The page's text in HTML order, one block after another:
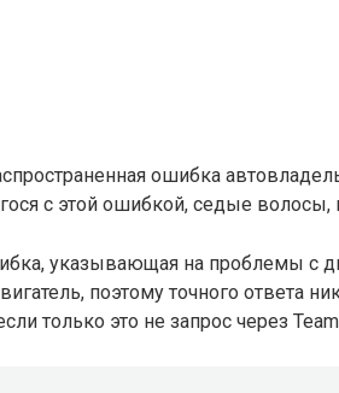
ошибка
с этой ошибкой, седые волосы,
указывающая на проблемы с
поэтому точного ответа
только это не запрос через